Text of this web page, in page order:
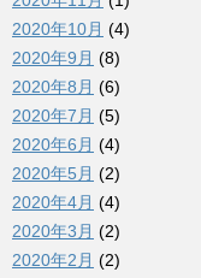
2020年10月 (4)
2020年9月 (8)
2020年8月 (6)
2020年7月 (5)
2020年6月 (4)
2020年5月 (2)
2020年4月 (4)
2020年3月 (2)
2020年2月 (2)